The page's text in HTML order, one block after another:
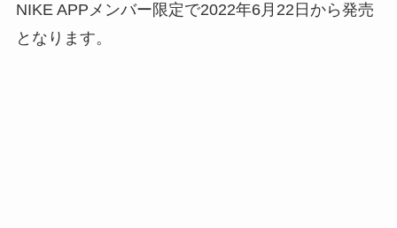
NIKE APPメンバー限定で2022年6月22日から発売
となります。